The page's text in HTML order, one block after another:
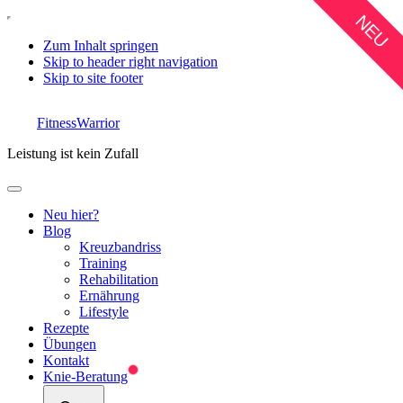
Zum Inhalt springen
Skip to header right navigation
Skip to site footer
FitnessWarrior
Leistung ist kein Zufall
Menu
Neu hier?
Blog
Kreuzbandriss
Training
Rehabilitation
Ernährung
Lifestyle
Rezepte
Übungen
Kontakt
Knie-Beratung
NEU